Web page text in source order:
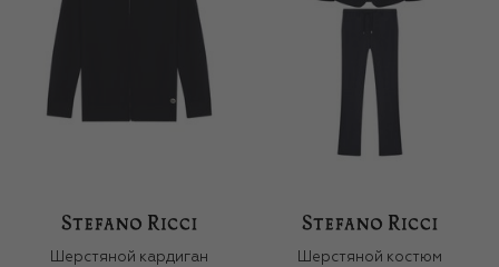
Шерстяной кардиган
Шерстяной костюм